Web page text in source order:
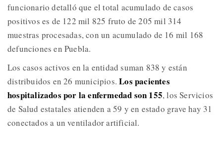
funcionario detalló que el total acumulado de casos
positivos es de 122 mil 825 fruto de 205 mil 314
muestras procesadas, con un acumulado de 16 mil 168
defunciones en Puebla.
Los casos activos en la entidad suman 838 y están
distribuidos en 26 municipios.Los pacientes
hospitalizados por la enfermedad son 155, los Servicios
de Salud estatales atienden a 59 y en estado grave hay 31
conectados a un ventilador artificial.